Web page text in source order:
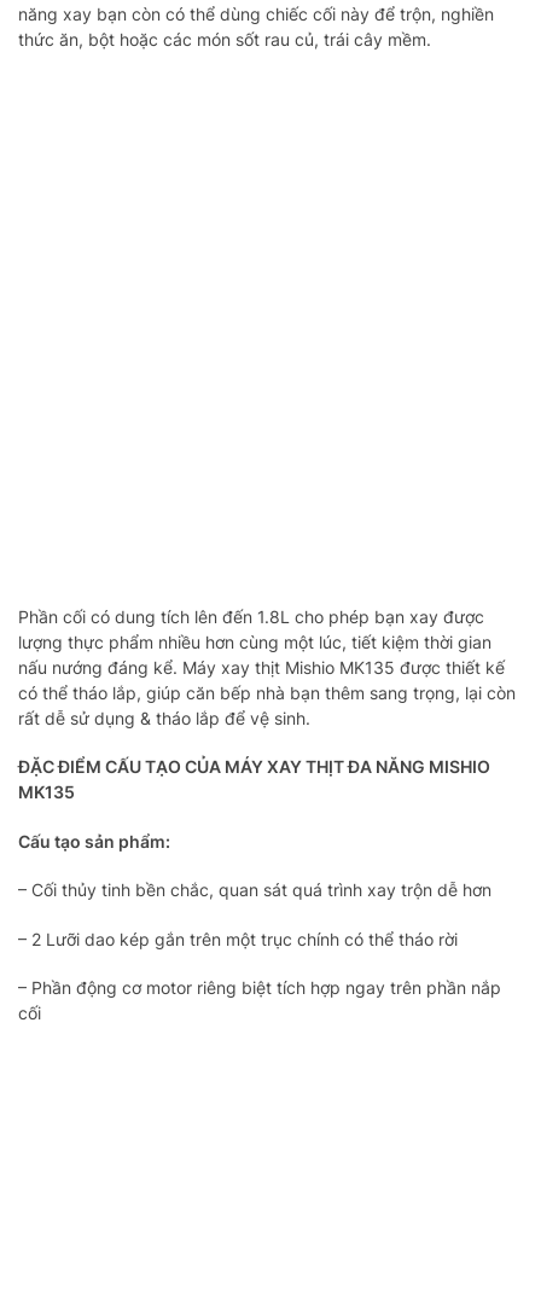
năng xay bạn còn có thể dùng chiếc cối này để trộn, nghiền
thức ăn, bột hoặc các món sốt rau củ, trái cây mềm.
Phần cối có dung tích lên đến 1.8L cho phép bạn xay được
lượng thực phẩm nhiều hơn cùng một lúc, tiết kiệm thời gian
nấu nướng đáng kể. Máy xay thịt Mishio MK135 được thiết kế
có thể tháo lắp, giúp căn bếp nhà bạn thêm sang trọng, lại còn
rất dễ sử dụng & tháo lắp để vệ sinh.
ĐẶC ĐIỂM CẤU TẠO CỦA MÁY XAY THỊT ĐA NĂNG MISHIO
MK135
Cấu tạo sản phẩm:
– Cối thủy tinh bền chắc, quan sát quá trình xay trộn dễ hơn
– 2 Lưỡi dao kép gắn trên một trục chính có thể tháo rời
– Phần động cơ motor riêng biệt tích hợp ngay trên phần nắp
cối